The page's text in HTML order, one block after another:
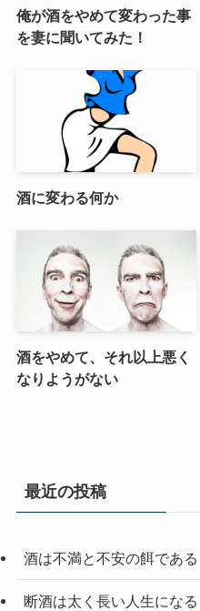
俺が酒をやめて変わった事
を妻に聞いてみた！
酒に変わる何か
酒をやめて、それ以上悪く
なりようがない
最近の投稿
酒は不満と不安の餌である
断酒は太く長い人生になる